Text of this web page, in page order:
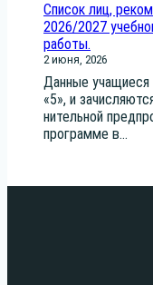
Список лиц,
2026/2027
работы.
2 июня, 2026
Дан­ные уча­щи­е­ся
«5», и
ни­тель­ной
про­грам­ме в...